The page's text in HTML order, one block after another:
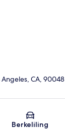
Peta
CA, 90048
Berkeliling